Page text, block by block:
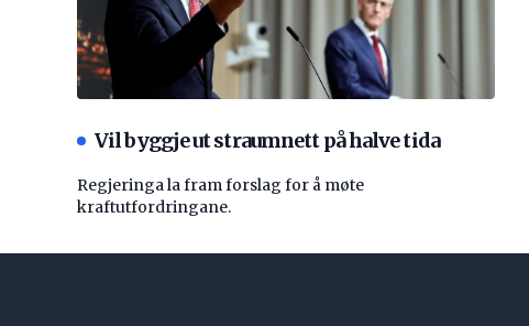
Vil byggje ut straumnett på halve tida
Regjeringa la fram forslag for å møte
kraftutfordringane.